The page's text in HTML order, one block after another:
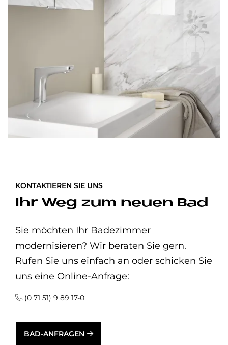
KONTAKTIEREN SIE UNS
Ihr Weg zum neuen Bad
Sie möchten Ihr Badezimmer
modernisieren? Wir beraten Sie gern.
Rufen Sie uns einfach an oder schicken Sie
uns eine Online-Anfrage:
(0 71 51) 9 89 17-0
BAD-ANFRAGEN